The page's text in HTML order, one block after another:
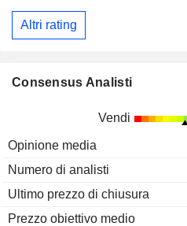
Altri rating
Consensus Analisti
Vendi
Opinione media
Numero di analisti
Ultimo prezzo di chiusura
Prezzo obiettivo medio